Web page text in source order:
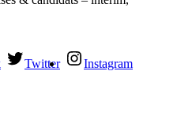
Twitter
Instagram